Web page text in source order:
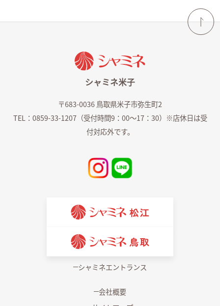
シャミネ米子
〒683-0036 鳥取県米子市弥生町2
TEL：0859-33-1207（受付時間9：00～17：30）※店休日は受
付対応外です。
シャミネエントランス
会社概要